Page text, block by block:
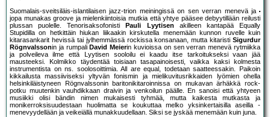
Suomalais-sveitsiläis-islantilaisen jazz-trion meiningissä on sen verran menevä ja
jopa munakas groove ja mielenkiintoisia mutkia että yhtye pääsee debyytillään reilusti
plussan puolelle. Tenorisaksofonisti
Pauli Lyytisen akilleen kantapää Equally
Stupidilla on hetkittäin hiukan liikaakin kirskutella menemään kunnon ruvelle kuin
kitarasankarit hevissä tai jylhemmässä rockissa konsanaan, mutta kitaristi Sigurdur
Rögnvalssonin ja rumpali David Meierin kuvioissa on sen verran menevä rytmiikka
ja polveileva ilme että Lyytisen sooloilu ei kaadu itse tarkoitukseksi vaan jää
mausteeksi. Kolmikko täydentää toisiaan tasapainoisesti, vaikka kaksi kolmesta
instrumentista on ns. soolosoittimia. All are equal, todetaan saatteessakin. Paikoin
kikkailusta massiiviseksi yltyvän fonismin ja mielikuvitusrikkaiden lyömien ohella
helsinkiläistyneen Rögnvalssonin baritonikitaroinnissa on mukavan ärhäkkä rock-
potku muutenkin vauhdikkaan draivin ja venkoilun päälle. En sanoisi että yhtyeen
musiikki olisi bändin nimen mukaisesti tyhmää, mutta kaikesta mutkasta ja
monikerroksisuudestaan huolimatta se koukuttaa melko yksinkertaisilla aseilla -
menevyydellään ja veikeiällä munakkuudellaan. Siksi se jyskää menemään kuin juna.